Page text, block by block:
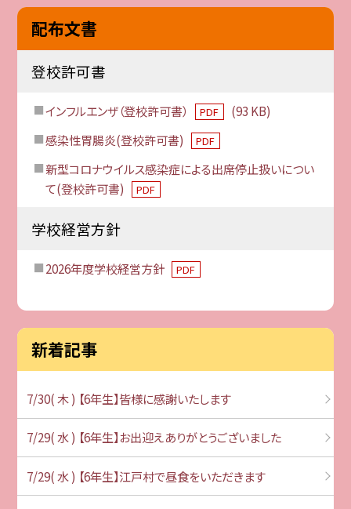
配布文書
登校許可書
インフルエンザ（登校許可書） PDF
(93 KB)
感染性胃腸炎(登校許可書)
PDF
新型コロナウイルス感染症による出席停止扱いについ
て(登校許可書)
PDF
学校経営方針
2026年度学校経営方針 PDF
新着記事
7/30( 木 ) 【6年生】皆様に感謝いたします
7/29( 水 ) 【6年生】お出迎えありがとうございました
7/29( 水 ) 【6年生】江戸村で昼食をいただきます